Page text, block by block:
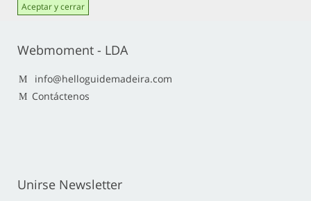
Aceptar y cerrar
Webmoment - LDA
info@helloguidemadeira.com
Contáctenos
Unirse Newsletter